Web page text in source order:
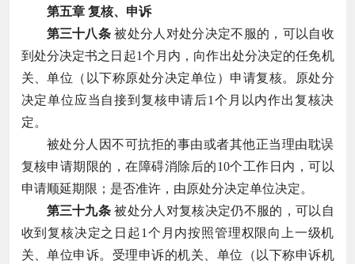
第五章 复核、申诉
第三十八条 被处分人对处分决定不服的，可以自收
到处分决定书之日起1个月内，向作出处分决定的任免机
关、单位（以下称原处分决定单位）申请复核。原处分
决定单位应当自接到复核申请后1个月以内作出复核决
定。
被处分人因不可抗拒的事由或者其他正当理由耽误
复核申请期限的，在障碍消除后的10个工作日内，可以
申请顺延期限；是否准许，由原处分决定单位决定。
第三十九条 被处分人对复核决定仍不服的，可以自
收到复核决定之日起1个月内按照管理权限向上一级机
关、单位申诉。受理申诉的机关、单位（以下称申诉机